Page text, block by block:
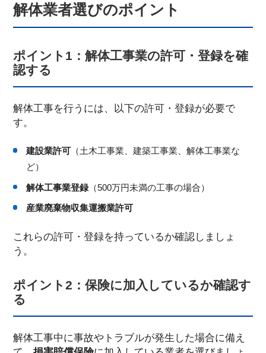
解体業者選びのポイント
ポイント1：解体工事業の許可・登録を確
認する
解体工事を行うには、以下の許可・登録が必要で
す。
建設業許可 （土木工事業、建築工事業、解体工事業な
ど）
解体工事業登録（500万円未満の工事の場合）
産業廃棄物収集運搬業許可
これらの許可・登録を持っているか確認しましょ
う。
ポイント2：保険に加入しているか確認す
る
解体工事中に事故やトラブルが発生した場合に備え